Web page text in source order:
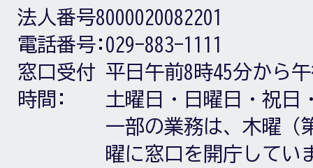
法人番号8000020082201
電話番号: 029-883-1111
窓口受付
時間:
平日午前8時45分から
土曜日・日曜日・祝日
一部の業務は、木曜（
曜に窓口を開庁してい